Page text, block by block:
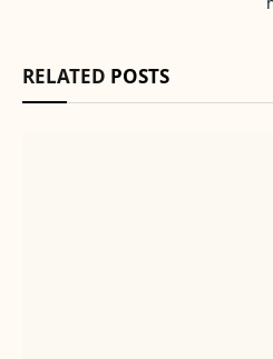
RELATED POSTS